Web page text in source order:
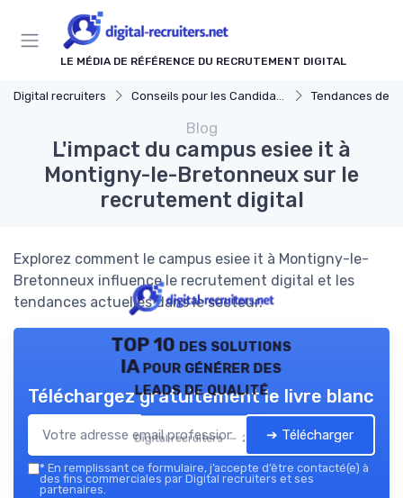
LE MÉDIA DE RÉFÉRENCE DU RECRUTEMENT DIGITAL
Digital recruiters Conseils pour les Candidats Tendances de l'Emploi
Blog
L'impact du campus esiee it à
Montigny-le-Bretonneux sur le
recrutement digital
Explorez comment le campus esiee it à Montigny-le-
Bretonneux influence le recrutement digital et les
tendances actuelles dans le secteur.
TOP 10 des solutions
IA pour générer des
leads de qualité
Digital recruiters — 2026
Téléchargez gratuitement le livre blanc
➔ Télécharger
* En remplissant ce formulaire, j’accepte d’être contacté(e) à
des fins commerciales par Digital recruiters et ses
partenaires.
Panneau de gestion des cookies